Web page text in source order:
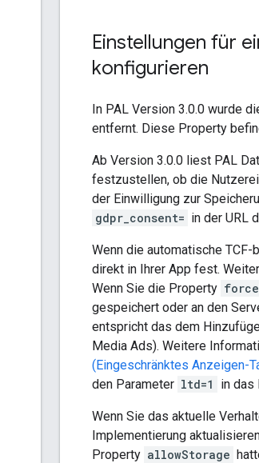
Einstellungen für
konfigurieren
In PAL Version 3.0.0 wurde
entfernt. Diese Property
Ab Version 3.0.0 liest PAL
festzustellen, ob die
der Einwilligung zur
gdpr_consent= in der URL
Wenn die automatische
direkt in Ihrer App fest.
Wenn Sie die Property
gespeichert oder an den
entspricht das dem
Media Ads). Weitere
(Eingeschränktes Anzeigen-
den Parameter ltd=1 in das
Wenn Sie das aktuelle
Implementierung
Property allowStorage